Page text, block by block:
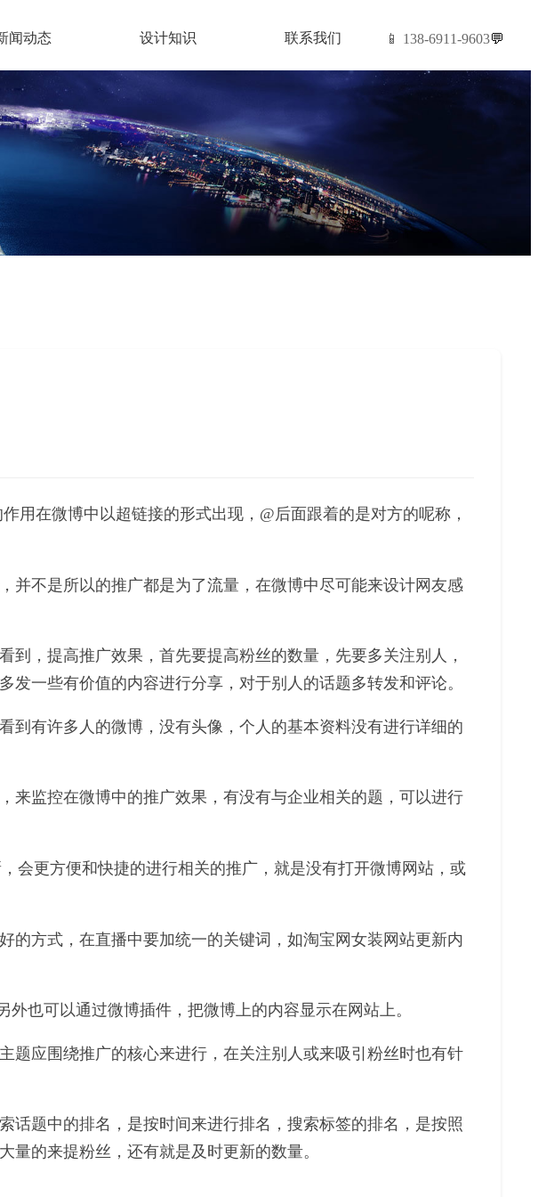
闻动态 设计知识 联系我们 📱 138-6911-9603💬
用在微博中以超链接的形式出现，@后面跟着的是对方的呢称，
并不是所以的推广都是为了流量，在微博中尽可能来设计网友感
，提高推广效果，首先要提高粉丝的数量，先要多关注别人，
一些有价值的内容进行分享，对于别人的话题多转发和评论。
到有许多人的微博，没有头像，个人的基本资料没有进行详细的
来监控在微博中的推广效果，有没有与企业相关的题，可以进行
会更方便和快捷的进行相关的推广，就是没有打开微博网站，或
的方式，在直播中要加统一的关键词，如淘宝网女装网站更新内
也可以通过微博插件，把微博上的内容显示在网站上。
题应围绕推广的核心来进行，在关注别人或来吸引粉丝时也有针
话题中的排名，是按时间来进行排名，搜索标签的排名，是按照
的来提粉丝，还有就是及时更新的数量。